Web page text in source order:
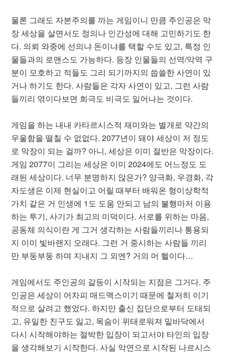
물론 그래도 자본주의를 까는 게임이니 만큼 주인공은 막
장 세상을 살면서도 정의나 인간성에 대해 고민하기도 한
다. 의뢰 와중에 선의냐 돈이냐를 택할 수도 있고, 특정 인
물들과의 로맨스도 가능하다. 등장 인물들의 선역/악역 구
분이 모호하고 적들도 그리 되기까지의 씁쓸한 사연이 있
거나 하기도 한다. 사람들은 각자 사연이 있고, 그런 사람
들끼리 엮이다보면 희극도 비극도 일어나는 것이다.
게임을 하는 내내 카타르시스적 재미와는 별개로 약간의
우울함을 떨칠 수 없없다. 2077년이 돼야 세상이 저 정도
로 막장이 되는 걸까? 아니, 세상은 이미 절반은 막장이다.
게임 2077이 그리는 세상은 이미 2024에도 어느정도 도
래된 세상이다. 너무 분명하지 않은가? 양극화, 우경화, 각
자도생은 이제 현실이고 어릴 때부터 배워온 형이상학적
가치 같은 거 인생에 1도 도움 안되고 남의 불행마저 이용
하는 투기, 사기가 최고의 미덕이다. 서로를 위하는 마음,
공동체 의식이란 게 그거 생각하는 사람들끼리나 통용되
지 이미 빛바랜지 오래다. 그런 거 중시하는 사람들 끼리
만 부둥부둥 하며 지내지 그 외엔? 거의 머 헬이다…
게임에서도 주인공의 갈등이 시작되는 지점은 그거다. 주
인공은 세상이 어차피 매드맥스이기 때문에 철저히 이기
적으로 살려고 했었다. 하지만 출신 집단으로부터 도태되
고, 유일한 친구도 잃고, 목숨이 위태로워져 밑바닥에서
다시 시작해야하는 절박한 입장이 되고서야 타인의 입장
을 생각해보기 시작한다. 사실 악연으로 시작된 나르시스